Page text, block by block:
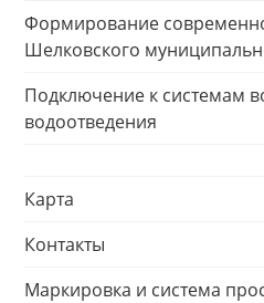
Формирование
Шелковского
Подключение к системам
водоотведения
Карта
Контакты
Маркировка и система